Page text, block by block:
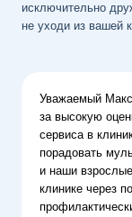
исключительно
не уходи из вашей
Уважаемый
за высокую
сервиса в
порадовать
и наши
клинике через